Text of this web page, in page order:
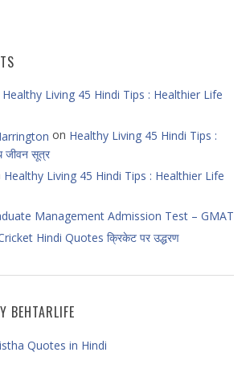
Healthy Living 45 Hindi Tips : Healthier Life
on Healthy Living 45 Hindi Tips :
सूत्र
Healthy Living 45 Hindi Tips : Healthier Life
Management Admission Test – GMAT
Hindi Quotes क्रिकेट पर उद्धरण
BEHTARLIFE
Quotes in Hindi